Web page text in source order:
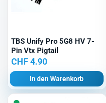
TBS Unify Pro 5G8 HV 7-
Pin Vtx Pigtail
CHF4.90
In den Warenkorb